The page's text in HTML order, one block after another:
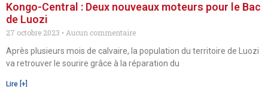
Kongo-Central : Deux nouveaux moteurs pour le Bac
de Luozi
27 octobre 2023
Aucun commentaire
Après plusieurs mois de calvaire, la population du territoire de Luozi
va retrouver le sourire grâce à la réparation du
Lire [+]